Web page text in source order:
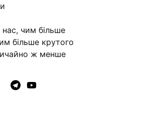
чим більше
більше крутого
ж менше